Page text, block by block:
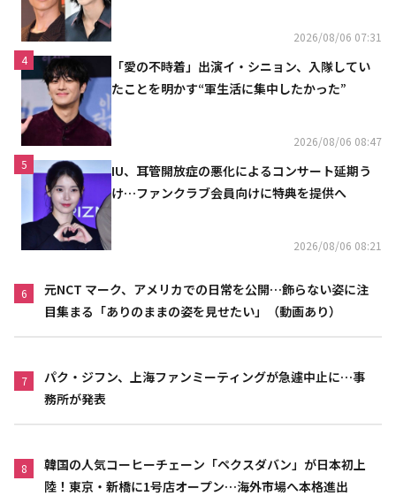
2026/08/06 07:31
4
「愛の不時着」出演イ・シニョン、入隊してい
たことを明かす“軍生活に集中したかった”
2026/08/06 08:47
5
IU、耳管開放症の悪化によるコンサート延期う
け…ファンクラブ会員向けに特典を提供へ
2026/08/06 08:21
6
元NCT マーク、アメリカでの日常を公開…飾らない姿に注
目集まる「ありのままの姿を見せたい」（動画あり）
7
パク・ジフン、上海ファンミーティングが急遽中止に…事
務所が発表
8
韓国の人気コーヒーチェーン「ペクスダバン」が日本初上
陸！東京・新橋に1号店オープン…海外市場へ本格進出